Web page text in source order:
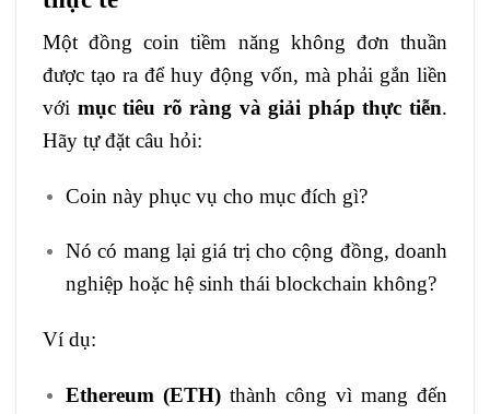
Một đồng coin tiềm năng không đơn thuần
được tạo ra để huy động vốn, mà phải gắn liền
với mục tiêu rõ ràng và giải pháp thực tiễn.
Hãy tự đặt câu hỏi:
Coin này phục vụ cho mục đích gì?
Nó có mang lại giá trị cho cộng đồng, doanh
nghiệp hoặc hệ sinh thái blockchain không?
Ví dụ:
Ethereum (ETH)thành công vì mang đến